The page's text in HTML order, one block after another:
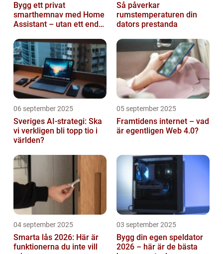
Bygg ett privat
smarthemnav med Home
Assistant – utan ett enda
Så påverkar
rumstemperaturen din
dators prestanda
06 september 2025
Sveriges AI-strategi: Ska
vi verkligen bli topp tio i
världen?
05 september 2025
Framtidens internet – vad
är egentligen Web 4.0?
04 september 2025
Smarta lås 2026: Här är
funktionerna du inte vill
03 september 2025
Bygg din egen speldator
2026 – här är de bästa